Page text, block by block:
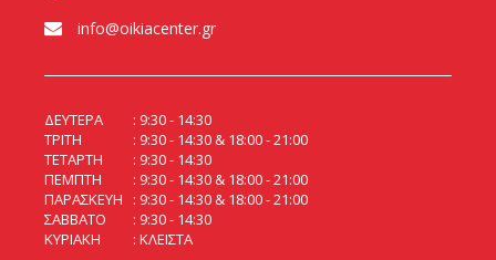
info@oikiacenter.gr
ΔΕΥΤΕΡΑ
9:30 - 14:30
ΤΡΙΤΗ
9:30 - 14:30 & 18:00 - 21:00
ΤΕΤΑΡΤΗ
9:30 - 14:30
ΠΕΜΠΤΗ
9:30 - 14:30 & 18:00 - 21:00
ΠΑΡΑΣΚΕΥΗ
9:30 - 14:30 & 18:00 - 21:00
ΣΑΒΒΑΤΟ
9:30 - 14:30
ΚΥΡΙΑΚΗ
ΚΛΕΙΣΤΑ